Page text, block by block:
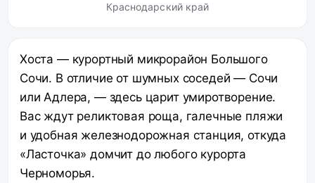
Краснодарский край
Хоста — курортный микрорайон Большого
Сочи. В отличие от шумных соседей — Сочи
или Адлера, — здесь царит умиротворение.
Вас ждут реликтовая роща, галечные пляжи
и удобная железнодорожная станция, откуда
«Ласточка» домчит до любого курорта
Черноморья.